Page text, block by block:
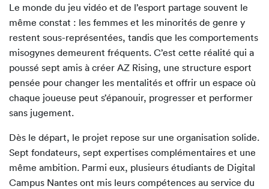
Le monde du jeu vidéo et de l’esport partage souvent le
même constat : les femmes et les minorités de genre y
restent sous-représentées, tandis que les comportements
misogynes demeurent fréquents. C’est cette réalité qui a
poussé sept amis à créer AZ Rising, une structure esport
pensée pour changer les mentalités et offrir un espace où
chaque joueuse peut s’épanouir, progresser et performer
sans jugement.
Dès le départ, le projet repose sur une organisation solide.
Sept fondateurs, sept expertises complémentaires et une
même ambition. Parmi eux, plusieurs étudiants de Digital
Campus Nantes ont mis leurs compétences au service du